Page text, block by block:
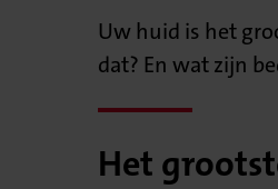
Uw huid is het
dat? En wat zijn
Het